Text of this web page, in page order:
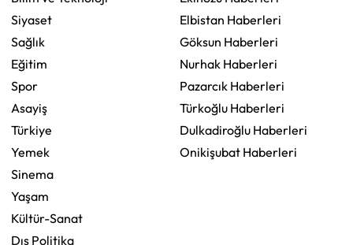
Siyaset
Sağlık
Eğitim
Spor
Asayiş
Türkiye
Yemek
Sinema
Yaşam
Kültür-Sanat
Dış Politika
Elbistan Haberleri
Göksun Haberleri
Nurhak Haberleri
Pazarcık Haberleri
Türkoğlu Haberleri
Dulkadiroğlu Haberleri
Onikişubat Haberleri